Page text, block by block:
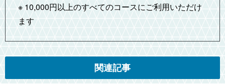
※ 10,000円以上のすべてのコースにご利用いただけ
ます
関連記事